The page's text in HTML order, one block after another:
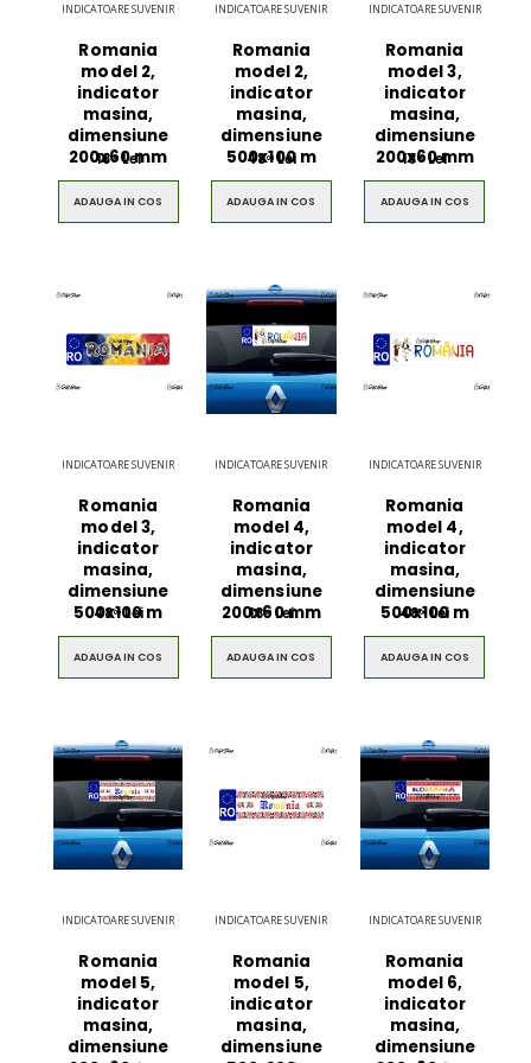
INDICATOARE SUVENIR
Romania
model 2,
indicator
masina,
dimensiune
200x60 mm
1800Lei
ADAUGA IN COS
INDICATOARE SUVENIR
Romania
model 2,
indicator
masina,
dimensiune
500x100 m
4800Lei
ADAUGA IN COS
INDICATOARE SUVENIR
Romania
model 3,
indicator
masina,
dimensiune
200x60 mm
1800Lei
ADAUGA IN COS
INDICATOARE SUVENIR
Romania
model 3,
indicator
masina,
dimensiune
500x100 m
4800Lei
ADAUGA IN COS
INDICATOARE SUVENIR
Romania
model 4,
indicator
masina,
dimensiune
200x60 mm
1800Lei
ADAUGA IN COS
INDICATOARE SUVENIR
Romania
model 4,
indicator
masina,
dimensiune
500x100 m
4800 Lei
ADAUGA IN COS
INDICATOARE SUVENIR
Romania
model 5,
indicator
masina,
dimensiune
INDICATOARE SUVENIR
Romania
model 5,
indicator
masina,
dimensiune
INDICATOARE SUVENIR
Romania
model 6,
indicator
masina,
dimensiune